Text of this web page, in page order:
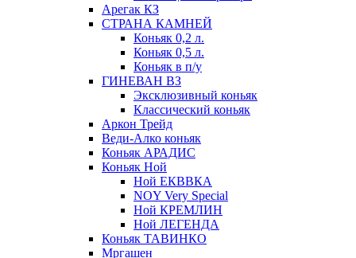
Арегак КЗ
СТРАНА КАМНЕЙ
Коньяк 0,2 л.
Коньяк 0,5 л.
Коньяк в п/у
ГИНЕВАН ВЗ
Эксклюзивный коньяк
Классический коньяк
Аркон Трейд
Веди-Алко коньяк
Коньяк АРАДИС
Коньяк Ной
Ной ЕКВВКА
NOY Very Special
Ной КРЕМЛИН
Ной ЛЕГЕНДА
Коньяк ТАВИНКО
Мргашен